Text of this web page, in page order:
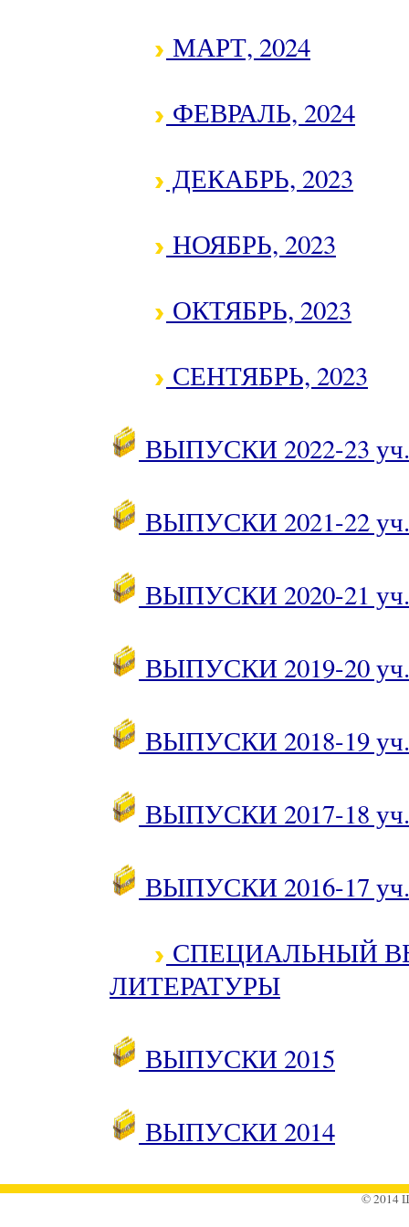
МАРТ, 2024
ФЕВРАЛЬ, 2024
ДЕКАБРЬ, 2023
НОЯБРЬ, 2023
ОКТЯБРЬ, 2023
СЕНТЯБРЬ, 2023
ВЫПУСКИ 2022-23
ВЫПУСКИ 2021-22
ВЫПУСКИ 2020-21
ВЫПУСКИ 2019-20
ВЫПУСКИ 2018-19
ВЫПУСКИ 2017-18
ВЫПУСКИ 2016-17
СПЕЦИАЛЬНЫЙ
ЛИТЕРАТУРЫ
ВЫПУСКИ 2015
ВЫПУСКИ 2014
© 2014